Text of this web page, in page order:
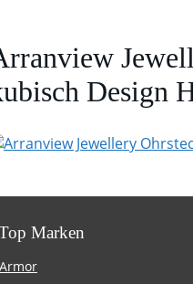
Design
Marken
Armor